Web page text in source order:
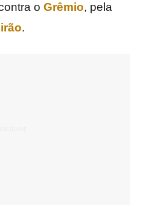
o Grêmio, pela
.